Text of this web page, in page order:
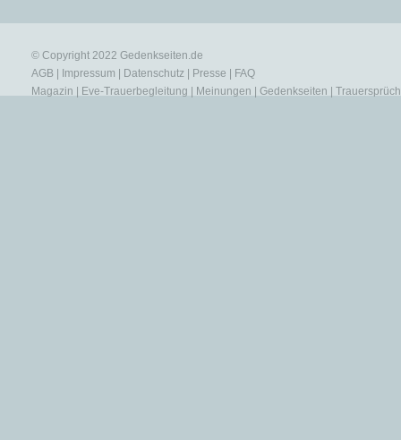
© Copyright 2022 Gedenkseiten.de
AGB
Impressum Datenschutz Presse
FAQ
Magazin
Eve-Trauerbegleitung Meinungen Gedenkseiten